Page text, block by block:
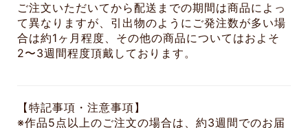
ご注文いただいてから配送までの期間は商品によっ
て異なりますが、引出物のようにご発注数が多い場
合は約1ヶ月程度、その他の商品についてはおよそ
2〜3週間程度頂戴しております。
【特記事項・注意事項】
※作品5点以上のご注文の場合は、約3週間でのお届